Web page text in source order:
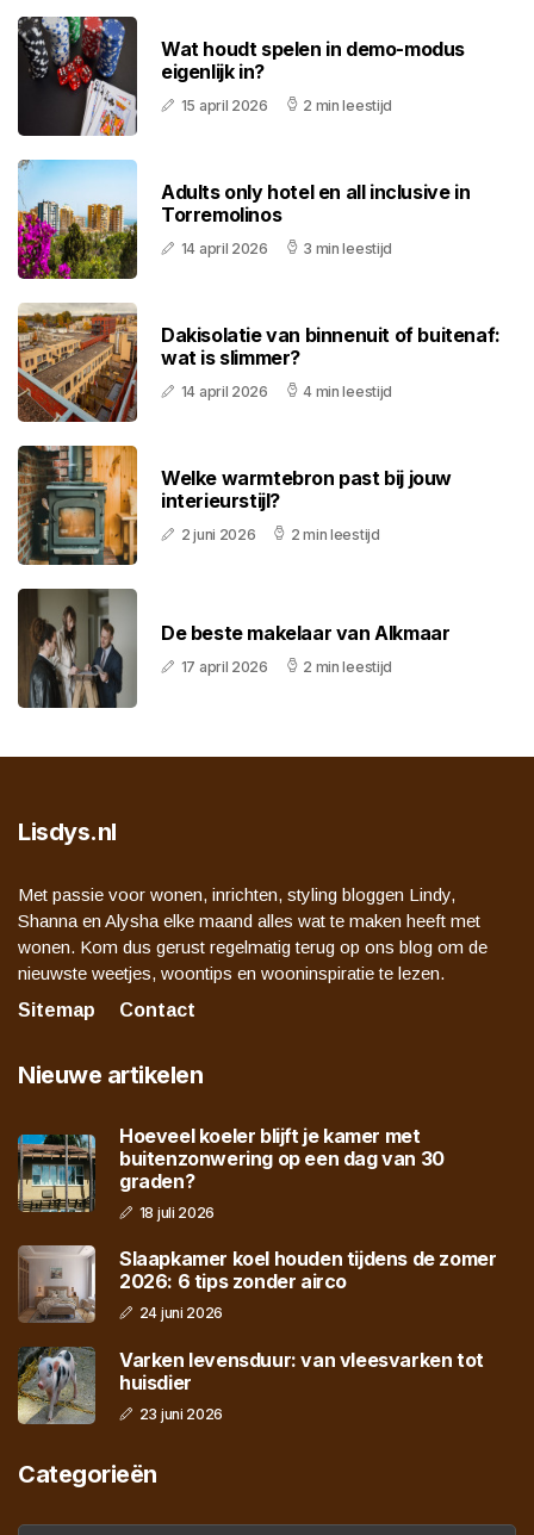
Wat houdt spelen in demo-modus
eigenlijk in?
15 april 2026 2 min leestijd
Adults only hotel en all inclusive in
Torremolinos
14 april 2026 3 min leestijd
Dakisolatie van binnenuit of buitenaf:
wat is slimmer?
14 april 2026 4 min leestijd
Welke warmtebron past bij jouw
interieurstijl?
2 juni 2026 2 min leestijd
De beste makelaar van Alkmaar
17 april 2026 2 min leestijd
Lisdys.nl
Met passie voor wonen, inrichten, styling bloggen Lindy,
Shanna en Alysha elke maand alles wat te maken heeft met
wonen. Kom dus gerust regelmatig terug op ons blog om de
nieuwste weetjes, woontips en wooninspiratie te lezen.
Sitemap
Contact
Nieuwe artikelen
Hoeveel koeler blijft je kamer met
buitenzonwering op een dag van 30
graden?
18 juli 2026
Slaapkamer koel houden tijdens de zomer
2026: 6 tips zonder airco
24 juni 2026
Varken levensduur: van vleesvarken tot
huisdier
23 juni 2026
Categorieën